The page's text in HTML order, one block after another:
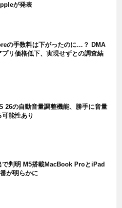
が発表
の手数料は下がったのに…？ DMA
プリ価格低下、実現せずとの調査結
26の自動音量調整機能、勝手に音量
能性あり
で判明 M5搭載MacBook ProとiPad
が明らかに